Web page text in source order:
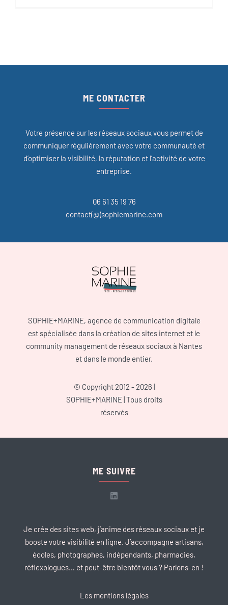
ME CONTACTER
Votre présence sur les réseaux sociaux vous permet de
communiquer régulièrement avec votre communauté et
d’optimiser la visibilité, la réputation et l’activité de votre
entreprise.
06 61 35 19 76
contact(@)sophiemarine.com
SOPHIE+MARINE, agence de communication digitale
est spécialisée dans la création de sites internet et le
community management de réseaux sociaux à Nantes
et dans le monde entier.
© Copyright 2012 - 2026 |
SOPHIE+MARINE| Tous droits
réservés
ME SUIVRE
Je crée des sites web, j’anime des réseaux sociaux et je
booste votre visibilité en ligne. J’accompagne artisans,
écoles, photographes, indépendants, pharmacies,
réflexologues… et peut-être bientôt vous ? Parlons-en !
Les mentions légales